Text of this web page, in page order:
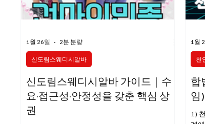
스웨디시구인 스웨디시
신도림스웨디시알바 가이드｜수
요·접근성·안정성을 갖춘 핵심 상
권
신도림스웨디시알바
1월 26일 2분 분량
합
임
1)
천
1월